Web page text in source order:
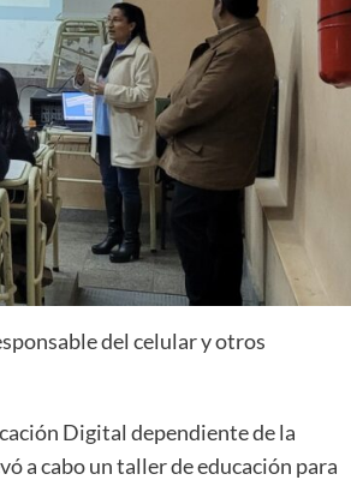
del celular y otros
Digital dependiente de la
a cabo un taller de educación para